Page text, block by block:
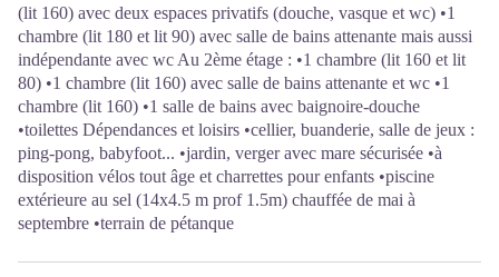
(lit 160) avec deux espaces privatifs (douche, vasque et wc) •1
chambre (lit 180 et lit 90) avec salle de bains attenante mais aussi
indépendante avec wc Au 2ème étage : •1 chambre (lit 160 et lit
80) •1 chambre (lit 160) avec salle de bains attenante et wc •1
chambre (lit 160) •1 salle de bains avec baignoire-douche
•toilettes Dépendances et loisirs •cellier, buanderie, salle de jeux :
ping-pong, babyfoot... •jardin, verger avec mare sécurisée •à
disposition vélos tout âge et charrettes pour enfants •piscine
extérieure au sel (14x4.5 m prof 1.5m) chauffée de mai à
septembre •terrain de pétanque